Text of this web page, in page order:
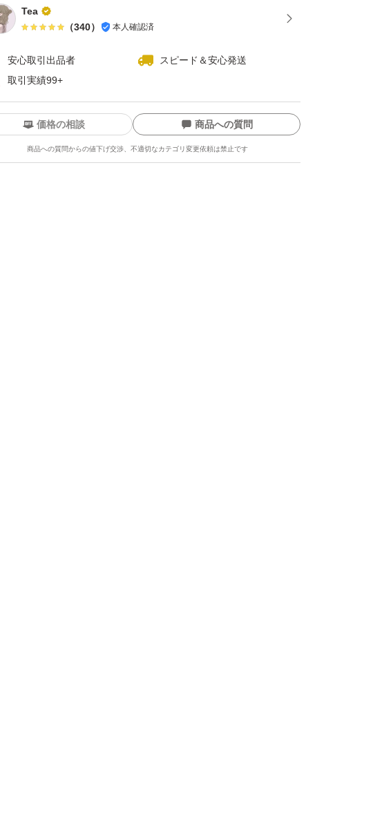
Tea
（340） 本人確認済
安心取引出品者
スピード＆安心発送
取引実績99+
付与しています
なユーザーです
せた実績があります
績があります
せん
た発送日数内に発送してい
ています
ています
価格の相談 商品への質問
商品への質問からの値下げ交渉、不適切なカテゴリ変更依頼は禁止です